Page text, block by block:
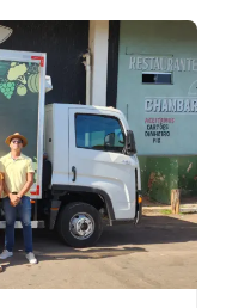
da causa animal,